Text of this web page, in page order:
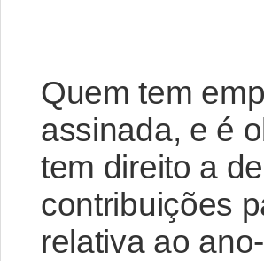
Quem tem
assinada, e é
tem direito a
contribuições
relativa ao